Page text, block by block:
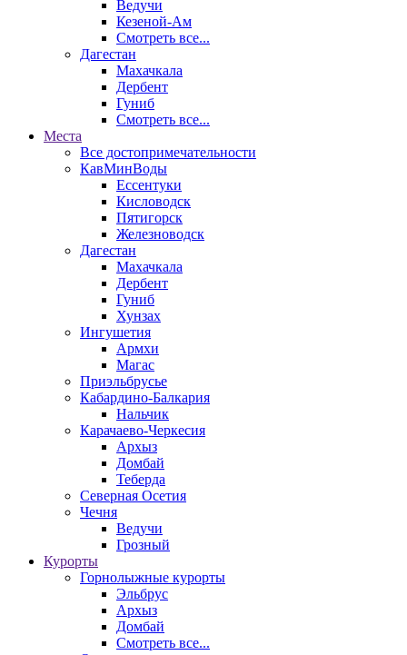
Ведучи
Кезеной-Ам
Смотреть все...
Дагестан
Махачкала
Дербент
Гуниб
Смотреть все...
Места
Все достопримечательности
КавМинВоды
Ессентуки
Кисловодск
Пятигорск
Железноводск
Дагестан
Махачкала
Дербент
Гуниб
Хунзах
Ингушетия
Армхи
Магас
Приэльбрусье
Кабардино-Балкария
Нальчик
Карачаево-Черкесия
Архыз
Домбай
Теберда
Северная Осетия
Чечня
Ведучи
Грозный
Курорты
Горнолыжные курорты
Эльбрус
Архыз
Домбай
Смотреть все...